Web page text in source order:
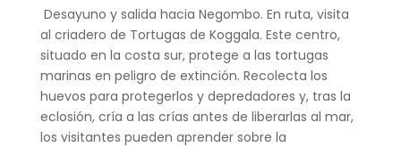
Desayuno y salida hacia Negombo. En ruta, visita
al criadero de Tortugas de Koggala. Este centro,
situado en la costa sur, protege a las tortugas
marinas en peligro de extinción. Recolecta los
huevos para protegerlos y depredadores y, tras la
eclosión, cría a las crías antes de liberarlas al mar,
los visitantes pueden aprender sobre la